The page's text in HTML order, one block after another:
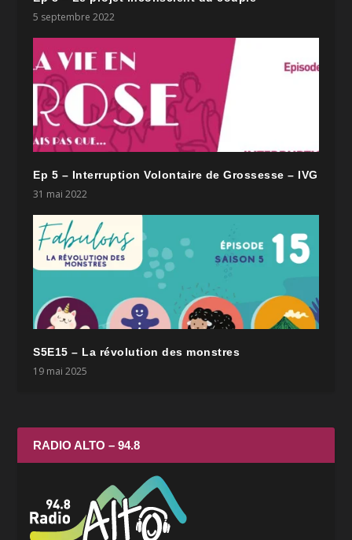
5 septembre 2022
Ep 5 – Interruption Volontaire de Grossesse – IVG
31 mai 2022
S5E15 – La révolution des monstres
19 mai 2025
RADIO ALTO – 94.8